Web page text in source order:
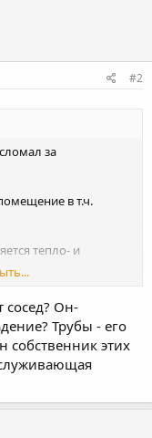
#2
за
в т.ч.
тепло- и
в судебном
-
подвал, дабы иметь
сосед? Он-
Трубы - его
собственник этих